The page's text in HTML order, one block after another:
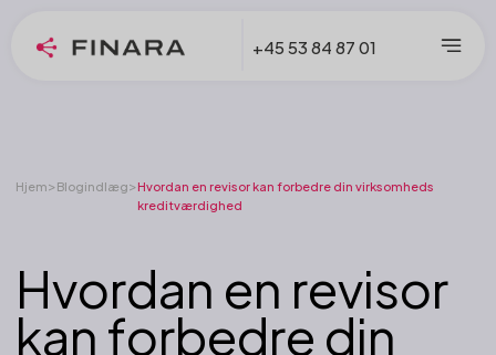
+45 53 84 87 01
Hjem>Blogindlæg>Hvordan en revisor kan forbedre din virksomheds
kreditværdighed
Hvordan en revisor
kan forbedre din